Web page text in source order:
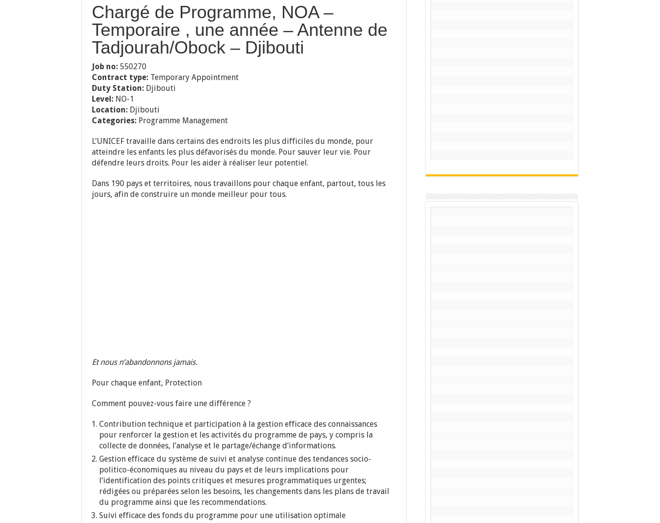
Chargé de Programme, NOA –
Temporaire , une année – Antenne de
Tadjourah/Obock – Djibouti
Job no: 550270
Contract type: Temporary Appointment
Duty Station: Djibouti
Level: NO-1
Location: Djibouti
Categories: Programme Management
L’UNICEF travaille dans certains des endroits les plus difficiles du monde, pour
atteindre les enfants les plus défavorisés du monde. Pour sauver leur vie. Pour
défendre leurs droits. Pour les aider à réaliser leur potentiel.
Dans 190 pays et territoires, nous travaillons pour chaque enfant, partout, tous les
jours, afin de construire un monde meilleur pour tous.
Et nous n’abandonnons jamais.
Pour chaque enfant, Protection
Comment pouvez-vous faire une différence ?
Contribution technique et participation à la gestion efficace des connaissances
pour renforcer la gestion et les activités du programme de pays, y compris la
collecte de données, l’analyse et le partage/échange d’informations.
Gestion efficace du système de suivi et analyse continue des tendances socio-
politico-économiques au niveau du pays et de leurs implications pour
l’identification des points critiques et mesures programmatiques urgentes;
rédigées ou préparées selon les besoins, les changements dans les plans de travail
du programme ainsi que les recommendations.
Suivi efficace des fonds du programme pour une utilisation optimale